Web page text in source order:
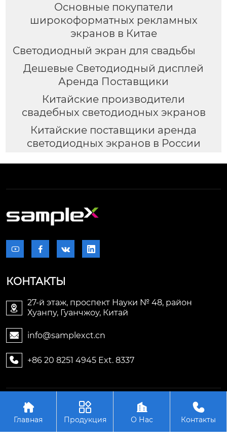
Основные покупатели
широкоформатных рекламных
экранов в Китае
Светодиодный экран для свадьбы
Дешевые Светодиодный дисплей
Аренда Поставщики
Китайские производители
свадебных светодиодных экранов
Китайские поставщики аренда
светодиодных экранов в России
   
КОНТАКТЫ

27-й этаж, проспект Науки № 48, район
Хуанпу, Гуанчжоу, Китай
 info@samplexct.cn
 +86 20 8251 4945 Ext. 8337
Авторское право©2006-2025Гуанчжоу Samplex
Электронные технологии Лтд.

Главная

Продукция

О Нас

Контакты